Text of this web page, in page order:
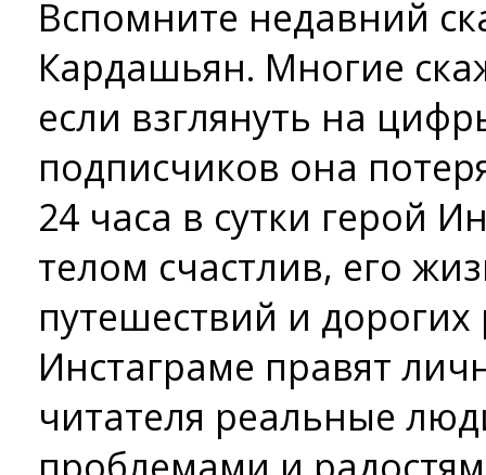
Вспомните недавний
Кардашьян. Многие
если взглянуть на
подписчиков она
24 часа в сутки герой
телом счастлив, его
путешествий и
Инстаграме правят
читателя реальные